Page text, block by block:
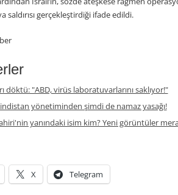
saldırısı gerçekleştirdiği ifade edildi.
döktü: "ABD, virüs laboratuvarlarını saklıyor!"
yönetiminden şimdi de namaz yasağı!
yanındaki isim kim? Yeni görüntüler
X Telegram